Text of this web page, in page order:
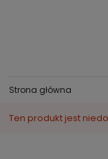
Strona główna
Ten produkt jest